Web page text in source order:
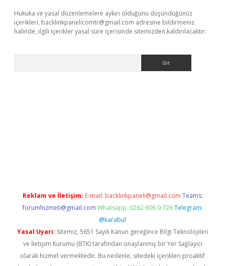
Hukuka ve yasal düzenlemelere aykırı olduğunu düşündüğünüz
içerikleri, backlinkpanelicomtr@gmail.com adresine bildirmeniz
halinde, ilgili içerikler yasal süre içerisinde sitemizden kaldırılacaktır.
Reklam ve İletişim: E-mail: backlinkpaneli@gmail.com Teams:
forumhizmeti@gmail.com Whatsapp: 0262 606 0 726 Telegram:
@karabul
Yasal Uyarı: Sitemiz, 5651 Sayılı Kanun gereğince Bilgi Teknolojileri
ve İletişim Kurumu (BTK) tarafından onaylanmış bir Yer Sağlayıcı
olarak hizmet vermektedir. Bu nedenle, sitedeki içerikleri proaktif